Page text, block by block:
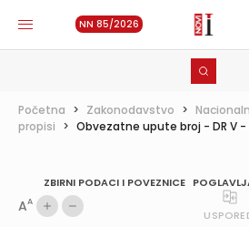
NN 85/2026
Početna > Zakonodavstvo >
propisi > Obvezatne upute broj - DR V -
ZBIRNI PODACI I POVEZNICE
AA